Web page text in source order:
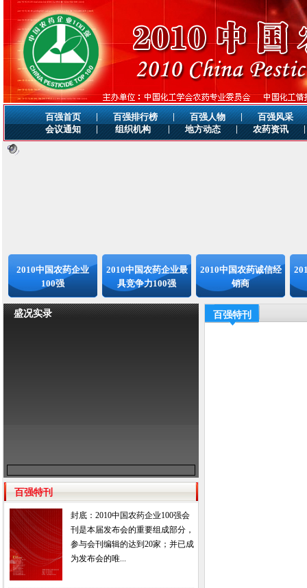
百强首页 | 百强排行榜 | 百强人物 |
百强风采
会议通知
| 组织机构 | 地方动态 | 农药资讯 |
2010中国农药企业
100强
2010中国农药企业最
具竞争力100强
2010中国农药诚信经
销商
盛况实录
百强特刊
封底：2010中国农药企业100强会
刊是本届发布会的重要组成部分，
参与会刊编辑的达到20家；并已成
为发布会的唯...
百强特刊